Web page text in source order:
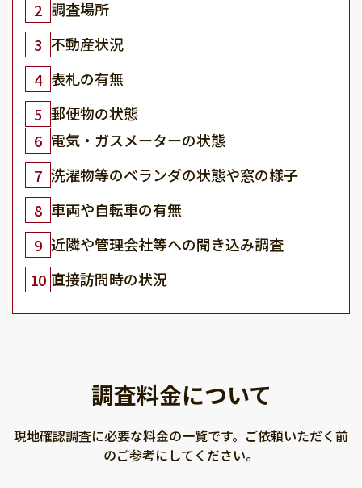
2 調査場所
3 不動産状況
4 表札の有無
5 郵便物の状態
6 電気・ガスメーターの状態
7 洗濯物等のベランダの状態や窓の様子
8 車両や自転車の有無
9 近隣や管理会社等への聞き込み調査
10 直接訪問時の状況
調査料金について
現地確認調査に必要な料金の一覧です。ご依頼いただく前
のご参考にしてください。